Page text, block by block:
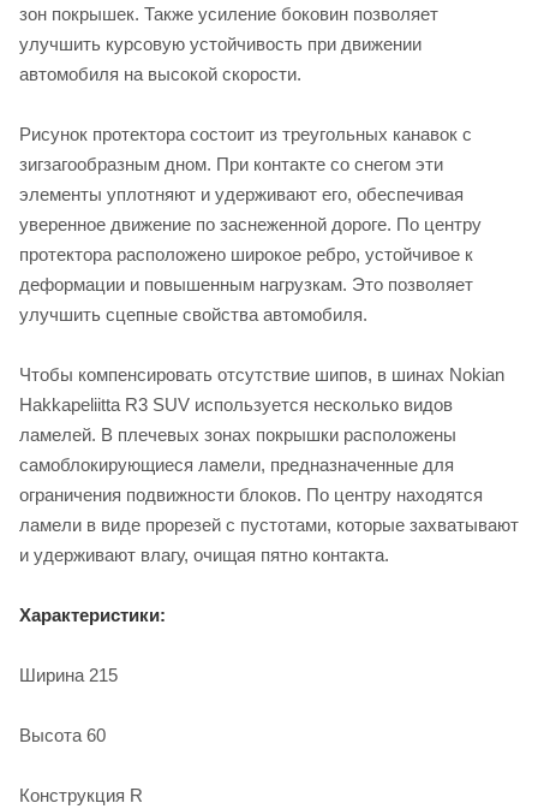
зон покрышек. Также усиление боковин позволяет
улучшить курсовую устойчивость при движении
автомобиля на высокой скорости.
Рисунок протектора состоит из треугольных канавок с
зигзагообразным дном. При контакте со снегом эти
элементы уплотняют и удерживают его, обеспечивая
уверенное движение по заснеженной дороге. По центру
протектора расположено широкое ребро, устойчивое к
деформации и повышенным нагрузкам. Это позволяет
улучшить сцепные свойства автомобиля.
Чтобы компенсировать отсутствие шипов, в шинах Nokian
Hakkapeliitta R3 SUV используется несколько видов
ламелей. В плечевых зонах покрышки расположены
самоблокирующиеся ламели, предназначенные для
ограничения подвижности блоков. По центру находятся
ламели в виде прорезей с пустотами, которые захватывают
и удерживают влагу, очищая пятно контакта.
Характеристики:
Ширина 215
Высота 60
Конструкция R